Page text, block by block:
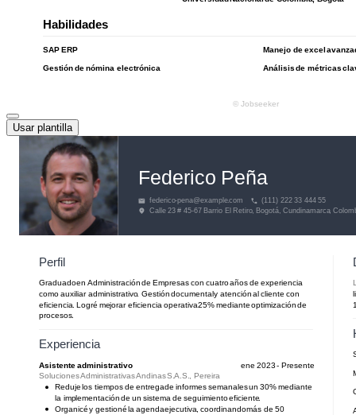
Usar plantilla